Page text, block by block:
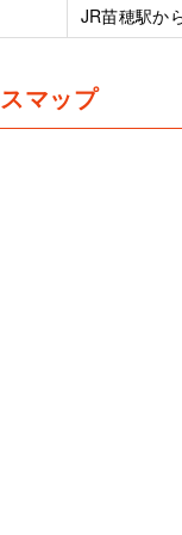
JR苗穂駅か
マップ